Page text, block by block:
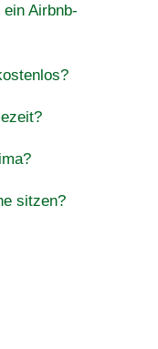
Airbnb-
sitzen?